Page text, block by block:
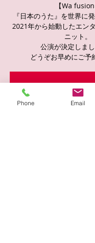
【Wa fusion
『日本のうた』を世界に
2021年から始動したエン
ニット。
公演が決定しまし
どうぞお早めにご予
チケットは販売さ
他のイベント
Phone Email